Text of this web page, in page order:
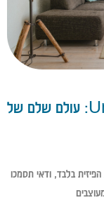
משדרגים את הבית עם United Seats: עולם שלם של
בלבד, ודאי תסמכו